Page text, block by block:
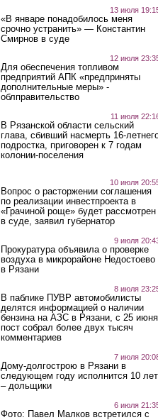
13 июля
«В январе понадобилось меня
срочно устранить» — Константин
Смирнов в суде
12 июля
Для обеспечения топливом
предприятий АПК «предприняты
дополнительные меры» -
облправительство
11 июля
В Рязанской области сельский
глава, сбивший насмерть 16-
подростка, приговорен к 7 годам
колонии-поселения
10 июля
Вопрос о расторжении соглашения
по реализации инвестпроекта в
«Грачиной роще» будет рассмотрен
в суде, заявил губернатор
9 июля
Прокуратура объявила о проверке
воздуха в микрорайоне Недостоево
в Рязани
8 июля
В паблике ПУВР автомобилисты
делятся информацией о наличии
бензина на АЗС в Рязани, с 25 июня
пост собрал более двух тысяч
комментариев
7 июля
Дому-долгострою в Рязани в
следующем году исполнится 10 лет
– дольщики
6 июля
Фото: Павел Малков встретился с